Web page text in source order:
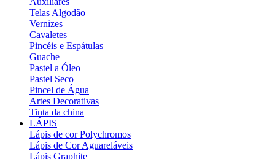
Telas Algodão
Vernizes
Cavaletes
Pincéis e Espátulas
Guache
Pastel a Óleo
Pastel Seco
Pincel de Água
Artes Decorativas
Tinta da china
LÁPIS
Lápis de cor Polychromos
Lápis de Cor Aguareláveis
Lápis Graphite